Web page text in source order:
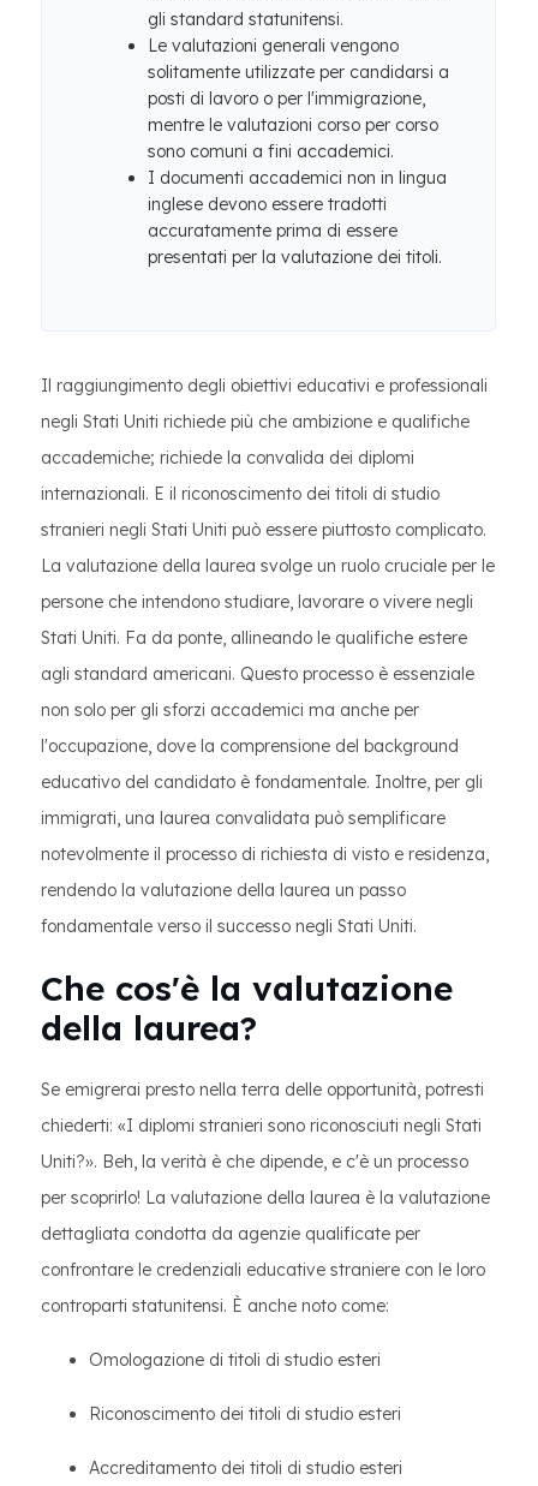
gli standard statunitensi.
Le valutazioni generali vengono
solitamente utilizzate per candidarsi a
posti di lavoro o per l'immigrazione,
mentre le valutazioni corso per corso
sono comuni a fini accademici.
I documenti accademici non in lingua
inglese devono essere tradotti
accuratamente prima di essere
presentati per la valutazione dei titoli.
Il raggiungimento degli obiettivi educativi e professionali
negli Stati Uniti richiede più che ambizione e qualifiche
accademiche; richiede la convalida dei diplomi
internazionali. E il riconoscimento dei titoli di studio
stranieri negli Stati Uniti può essere piuttosto complicato.
La valutazione della laurea svolge un ruolo cruciale per le
persone che intendono studiare, lavorare o vivere negli
Stati Uniti. Fa da ponte, allineando le qualifiche estere
agli standard americani. Questo processo è essenziale
non solo per gli sforzi accademici ma anche per
l'occupazione, dove la comprensione del background
educativo del candidato è fondamentale. Inoltre, per gli
immigrati, una laurea convalidata può semplificare
notevolmente il processo di richiesta di visto e residenza,
rendendo la valutazione della laurea un passo
fondamentale verso il successo negli Stati Uniti.
Che cos'è la valutazione
della laurea?
Se emigrerai presto nella terra delle opportunità, potresti
chiederti: «I diplomi stranieri sono riconosciuti negli Stati
Uniti?». Beh, la verità è che dipende, e c'è un processo
per scoprirlo! La valutazione della laurea è la valutazione
dettagliata condotta da agenzie qualificate per
confrontare le credenziali educative straniere con le loro
controparti statunitensi. È anche noto come:
Omologazione di titoli di studio esteri
Riconoscimento dei titoli di studio esteri
Accreditamento dei titoli di studio esteri